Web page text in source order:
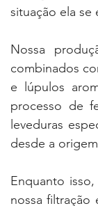
situação ela se
Nossa
combinados
e lúpulos
processo de
leveduras
desde a
Enquanto
nossa filtração